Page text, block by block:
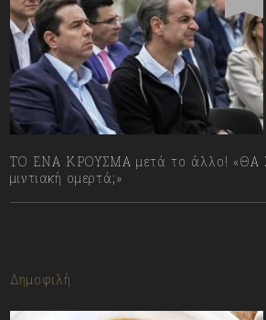
ΤΟ ΕΝΑ ΚΡΟΥΣΜΑ μετά το άλλο! «ΘΑ
μιντιακή ομερτά;»
Δημοφιλή